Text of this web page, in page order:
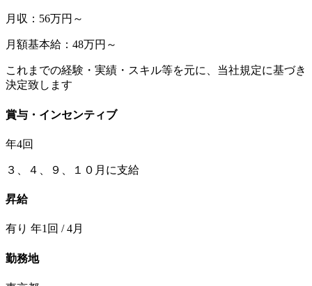
月収：56万円～
月額基本給：48万円～
これまでの経験・実績・スキル等を元に、当社規定に基づき
決定致します
賞与・インセンティブ
年4回
３、４、９、１０月に支給
昇給
有り 年1回 / 4月
勤務地